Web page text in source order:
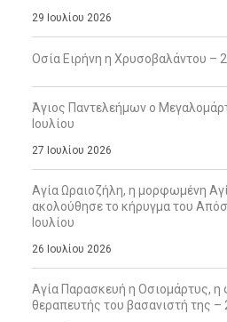
29 Ιουλίου 2026
Οσία Ειρήνη η Χρυσοβαλάντου –
Άγιος Παντελεήμων ο
Ιουλίου
27 Ιουλίου 2026
Αγία Ωραιοζήλη, η μορφωμένη
ακολούθησε το κήρυγμα του
Ιουλίου
26 Ιουλίου 2026
Αγία Παρασκευή η Οσιομάρτυς, η
θεραπευτής του βασανιστή της –